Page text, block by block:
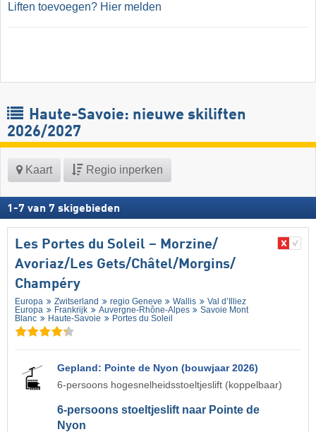
Liften toevoegen? Hier melden
Haute-Savoie: nieuwe skiliften
2026/2027
Kaart Regio inperken
1 -7 van 7 skigebieden
Les Portes du Soleil – Morzine/​
Avoriaz/​Les Gets/​Châtel/​Morgins/​
Champéry
Europa Zwitserland regio Geneve Wallis
Val d’Illiez
Europa
Frankrijk Auvergne-Rhône-Alpes
Savoie Mont
Blanc
Haute-Savoie Portes du Soleil
Gepland: Pointe de Nyon (bouwjaar 2026)
6-persoons hogesnelheidsstoeltjeslift (koppelbaar)
6-persoons stoeltjeslift naar Pointe de
Nyon